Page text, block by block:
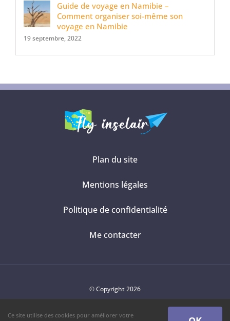
Guide de voyage en Namibie –
Comment organiser soi-même son
voyage en Namibie
19 septembre, 2022
Plan du site
Mentions légales
Politique de confidentialité
Me contacter
© Copyright 2026
Ce site utilise des cookies pour améliorer votre